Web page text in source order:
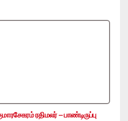
ரதிமலர் – பாண்டிருப்பு